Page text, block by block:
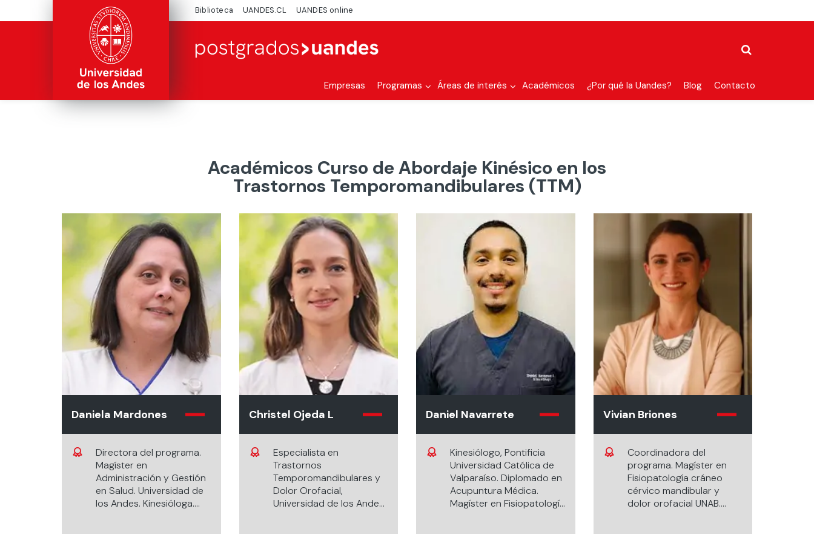
Biblioteca UANDES.CL UANDES online
Empresas Programas Áreas de interés Académicos ¿Por qué la Uandes? Blog Contacto
Académicos Curso de Abordaje Kinésico en los
Trastornos Temporomandibulares (TTM)
Daniela Mardones
Directora del programa.
Magíster en
Administración y Gestión
en Salud. Universidad de
los Andes. Kinesióloga.
Christel Ojeda L
Especialista en
Trastornos
Temporomandibulares y
Dolor Orofacial,
Universidad de los Andes
Daniel Navarrete
Kinesiólogo, Pontificia
Universidad Católica de
Valparaíso. Diplomado en
Acupuntura Médica.
Magíster en Fisiopatología
Vivian Briones
Coordinadora del
programa. Magíster en
Fisiopatología cráneo
cérvico mandibular y
dolor orofacial UNAB.